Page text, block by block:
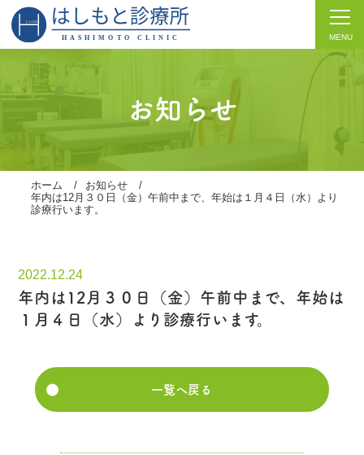
お知らせ
ホーム / お知らせ
/
年内は12月３０日（金）午前中まで、年始は１月４日（水）より
診療行います。
2022.12.24
年内は12月３０日（金）午前中まで、年始は
１月４日（水）より診療行います。
一覧へ戻る
MENU